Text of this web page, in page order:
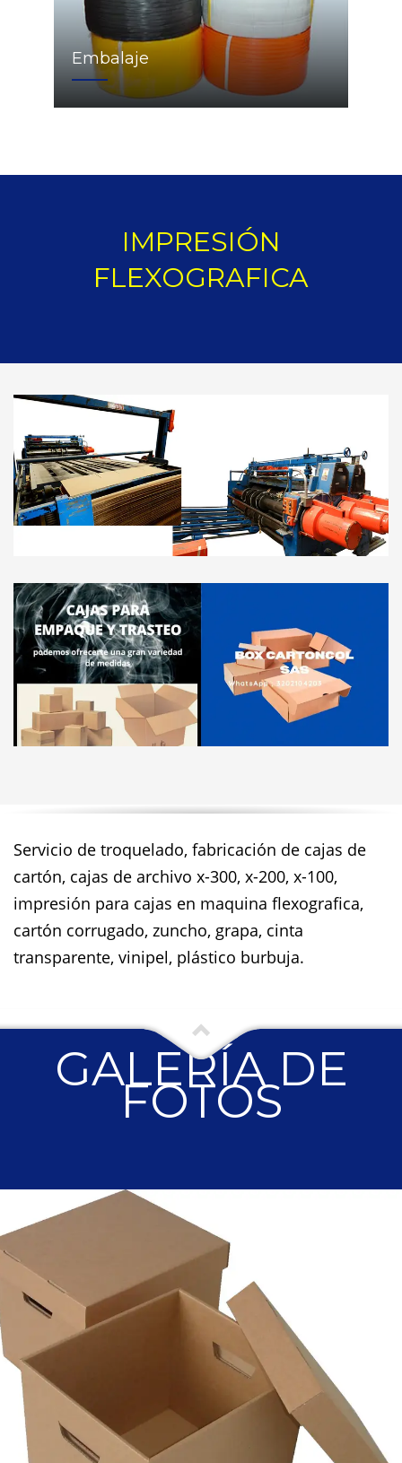
Embalaje
IMPRESIÓN
FLEXOGRAFICA
Servicio de troquelado, fabricación de cajas de
cartón, cajas de archivo x-300, x-200, x-100,
impresión para cajas en maquina flexografica,
cartón corrugado, zuncho, grapa, cinta
transparente, vinipel, plástico burbuja.
GALERÍA DE
FOTOS